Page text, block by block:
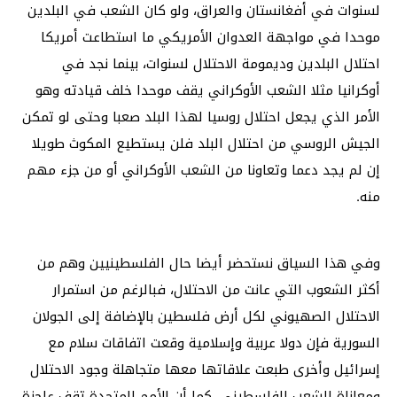
لسنوات في أفغانستان والعراق، ولو كان الشعب في البلدين
موحدا في مواجهة العدوان الأمريكي ما استطاعت أمريكا
احتلال البلدين وديمومة الاحتلال لسنوات، بينما نجد في
أوكرانيا مثلا الشعب الأوكراني يقف موحدا خلف قيادته وهو
الأمر الذي يجعل احتلال روسيا لهذا البلد صعبا وحتى لو تمكن
الجيش الروسي من احتلال البلد فلن يستطيع المكوث طويلا
إن لم يجد دعما وتعاونا من الشعب الأوكراني أو من جزء مهم
منه.
وفي هذا السياق نستحضر أيضا حال الفلسطينيين وهم من
أكثر الشعوب التي عانت من الاحتلال، فبالرغم من استمرار
الاحتلال الصهيوني لكل أرض فلسطين بالإضافة إلى الجولان
السورية فإن دولا عربية وإسلامية وقعت اتفاقات سلام مع
إسرائيل وأخرى طبعت علاقاتها معها متجاهلة وجود الاحتلال